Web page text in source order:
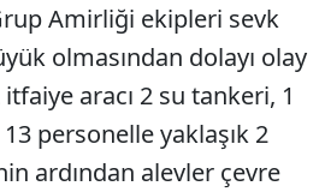
Amirliği ekipleri sevk
olmasından dolayı olay
aracı 2 su tankeri, 1
personelle yaklaşık 2
ardından alevler çevre